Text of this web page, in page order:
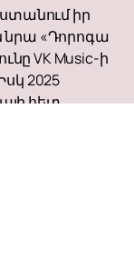
իր
նրա «Դորոգա
VK Music-ի
2025
հետ